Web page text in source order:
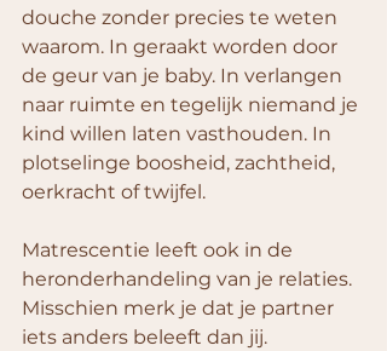
douche zonder precies te weten
waarom. In geraakt worden door
de geur van je baby. In verlangen
naar ruimte en tegelijk niemand je
kind willen laten vasthouden. In
plotselinge boosheid, zachtheid,
oerkracht of twijfel.
Matrescentie leeft ook in de
heronderhandeling van je relaties.
Misschien merk je dat je partner
iets anders beleeft dan jij.